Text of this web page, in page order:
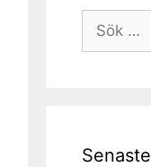
Senaste